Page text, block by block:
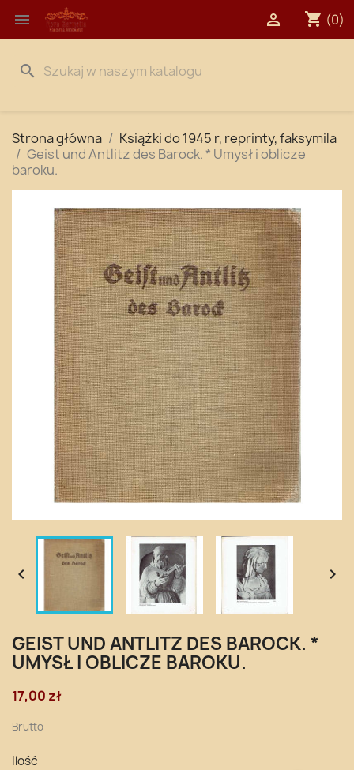
 shopping_cart (0)

search
Strona główna
Książki do 1945 r, reprinty, faksymila
Geist und Antlitz des Barock. * Umysł i oblicze
baroku.
 
GEIST UND ANTLITZ DES BAROCK. *
UMYSŁ I OBLICZE BAROKU.
17,00 zł
Brutto
Ilość